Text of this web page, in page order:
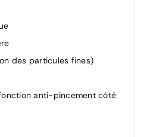
des particules fines)
anti-pincement côté